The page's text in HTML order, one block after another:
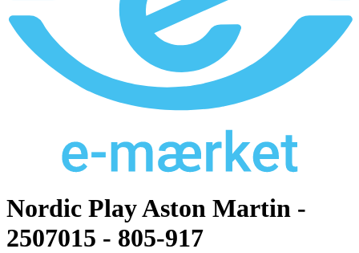
Nordic Play Aston Martin -
2507015 - 805-917